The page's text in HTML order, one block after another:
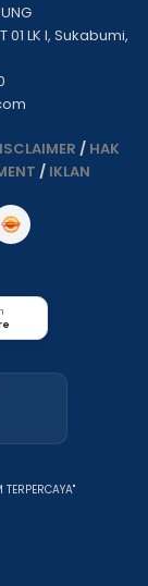
LK I, Sukabumi,
/ HAK
/ IKLAN